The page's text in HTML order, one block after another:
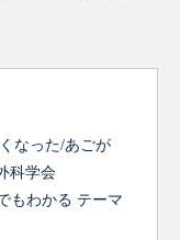
なった/あごが
科学会
もわかる テーマ